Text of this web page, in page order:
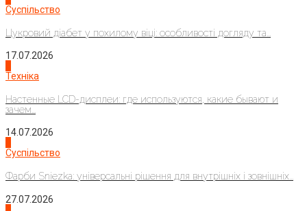
Суспільство
Цукровий діабет у похилому віці: особливості догляду та...
17.07.2026
Техніка
Настенные LCD-дисплеи: где используются, какие бывают и
зачем...
14.07.2026
Суспільство
Фарби Sniezka: універсальні рішення для внутрішніх і зовнішніх...
27.07.2026